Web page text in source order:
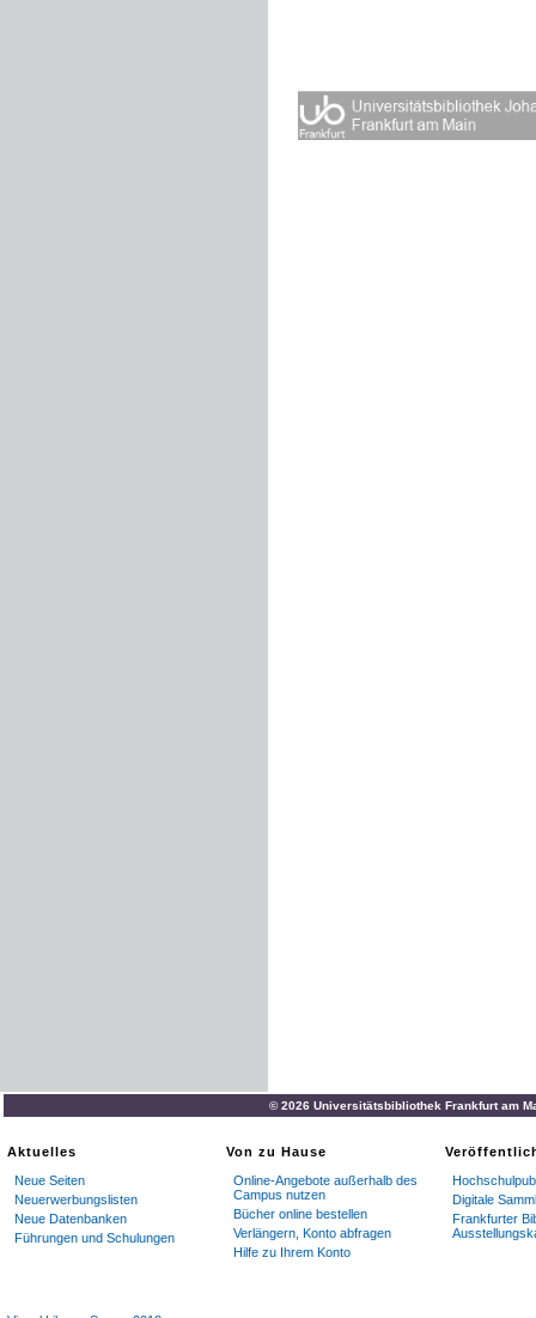
© 2026 Universitätsbibliothek Frankfurt am
Aktuelles
Neue Seiten
Neuerwerbungslisten
Neue Datenbanken
Führungen und Schulungen
Von zu Hause
Online-Angebote außerhalb des
Campus nutzen
Bücher online bestellen
Verlängern, Konto abfragen
Hilfe zu Ihrem Konto
Digitale
Frankfurter